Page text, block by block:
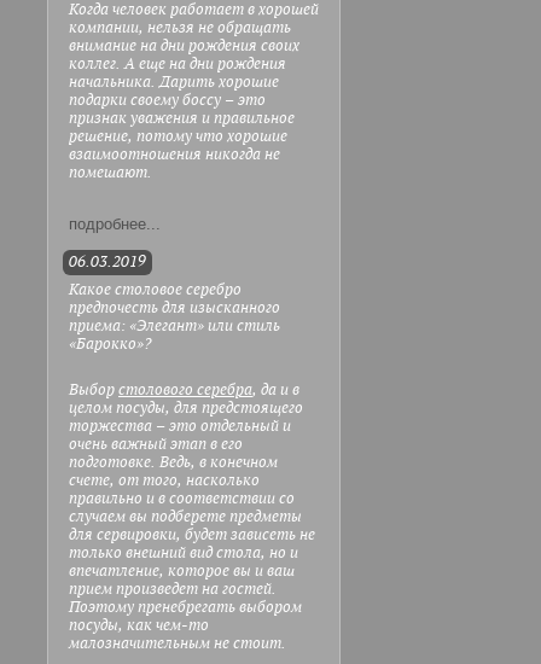
Когда человек работает в хорошей
компании, нельзя не обращать
внимание на дни рождения своих
коллег. А еще на дни рождения
начальника. Дарить хорошие
подарки своему боссу – это
признак уважения и правильное
решение, потому что хорошие
взаимоотношения никогда не
помешают.
подробнее...
06.03.2019
Какое столовое серебро
предпочесть для изысканного
приема: «Элегант» или стиль
«Барокко»?
Выбор столового серебра, да и в
целом посуды, для предстоящего
торжества – это отдельный и
очень важный этап в его
подготовке. Ведь, в конечном
счете, от того, насколько
правильно и в соответствии со
случаем вы подберете предметы
для сервировки, будет зависеть не
только внешний вид стола, но и
впечатление, которое вы и ваш
прием произведет на гостей.
Поэтому пренебрегать выбором
посуды, как чем-то
малозначительным не стоит.